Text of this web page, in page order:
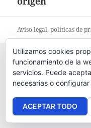
anterior:
Aviso legal, políticas de
Utilizamos cookies
funcionamiento de la
servicios. Puede
necesarias o
ACEPTAR TODO